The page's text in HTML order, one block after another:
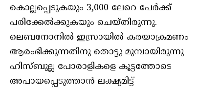
കൊല്ലപ്പെടുകയും 3,000 ലേറെ പേര്‍ക്ക്
പരിക്കേല്‍ക്കുകയും ചെയ്തിരുന്നു.
ലെബനോനില്‍ ഇസ്രായില്‍ കരയാക്രമണം
ആരംഭിക്കുന്നതിനു തൊട്ടു മുമ്പായിരുന്നു
ഹിസ്ബുല്ല പോരാളികളെ കൂട്ടത്തോടെ
അപായപ്പെടുത്താന്‍ ലക്ഷ്യമിട്ട്